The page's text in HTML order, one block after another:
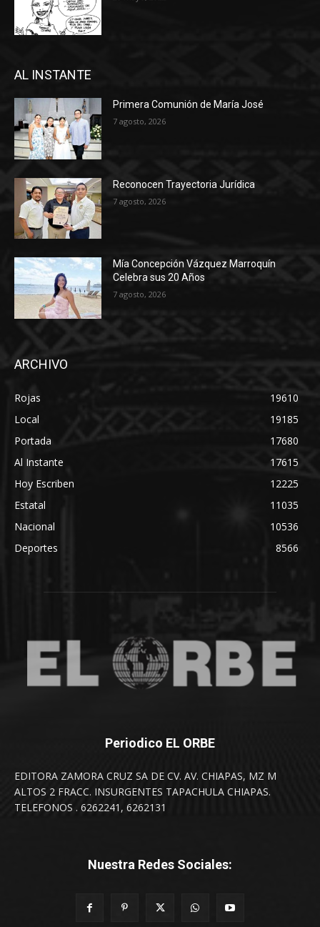
AL INSTANTE
Primera Comunión de María José
7 agosto, 2026
Reconocen Trayectoria Jurídica
7 agosto, 2026
Mía Concepción Vázquez Marroquín
Celebra sus 20 Años
7 agosto, 2026
ARCHIVO
Rojas
19610
Local
19185
Portada
17680
Al Instante
17615
Hoy Escriben
12225
Estatal
11035
Nacional
10536
Deportes
8566
Periodico EL ORBE
EDITORA ZAMORA CRUZ SA DE CV. AV. CHIAPAS, MZ M
ALTOS 2 FRACC. INSURGENTES TAPACHULA CHIAPAS.
TELEFONOS . 6262241, 6262131
Nuestra Redes Sociales: